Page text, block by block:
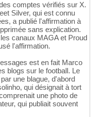
comptes vérifiés sur X.
Silver, qui est connu
a publié l'affirmation à
sans explication.
canaux MAGA et Proud
l'affirmation.
est en fait Marco
blogs sur le football. Le
une blague, d'abord
qui désignait à tort
une photo de
qui publiait souvent